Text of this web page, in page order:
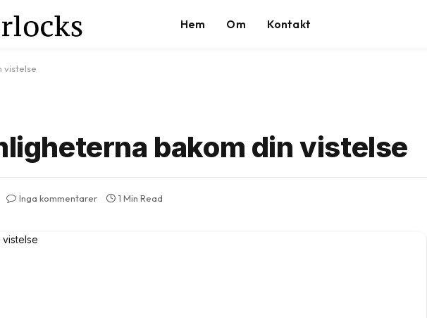
Hem Om Kontakt
vistelse
bakom din vistelse
Inga kommentarer 1 Min Read